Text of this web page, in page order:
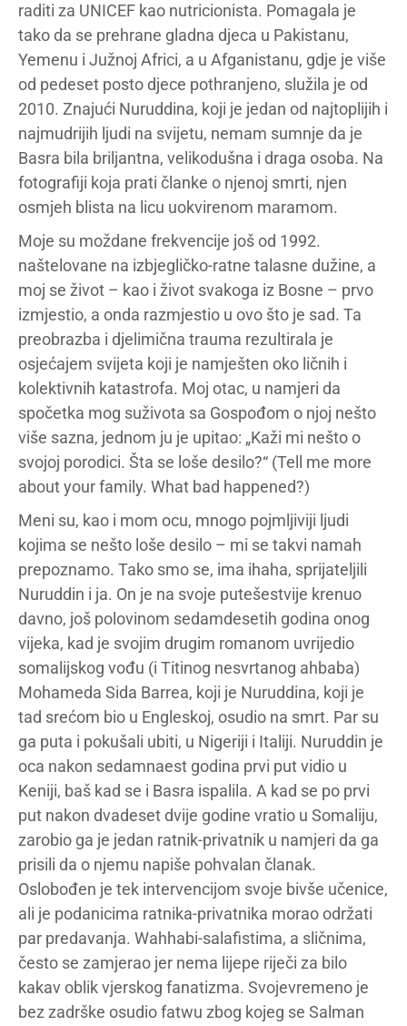
raditi za UNICEF kao nutricionista. Pomagala je
tako da se prehrane gladna djeca u Pakistanu,
Yemenu i Južnoj Africi, a u Afganistanu, gdje je više
od pedeset posto djece pothranjeno, služila je od
2010. Znajući Nuruddina, koji je jedan od najtoplijih i
najmudrijih ljudi na svijetu, nemam sumnje da je
Basra bila briljantna, velikodušna i draga osoba. Na
fotografiji koja prati članke o njenoj smrti, njen
osmjeh blista na licu uokvirenom maramom.
Moje su moždane frekvencije još od 1992.
naštelovane na izbjegličko-ratne talasne dužine, a
moj se život – kao i život svakoga iz Bosne – prvo
izmjestio, a onda razmjestio u ovo što je sad. Ta
preobrazba i djelimična trauma rezultirala je
osjećajem svijeta koji je namješten oko ličnih i
kolektivnih katastrofa. Moj otac, u namjeri da
spočetka mog suživota sa Gospođom o njoj nešto
više sazna, jednom ju je upitao: „Kaži mi nešto o
svojoj porodici. Šta se loše desilo?“ (Tell me more
about your family. What bad happened?)
Meni su, kao i mom ocu, mnogo pojmljiviji ljudi
kojima se nešto loše desilo – mi se takvi namah
prepoznamo. Tako smo se, ima ihaha, sprijateljili
Nuruddin i ja. On je na svoje putešestvije krenuo
davno, još polovinom sedamdesetih godina onog
vijeka, kad je svojim drugim romanom uvrijedio
somalijskog vođu (i Titinog nesvrtanog ahbaba)
Mohameda Sida Barrea, koji je Nuruddina, koji je
tad srećom bio u Engleskoj, osudio na smrt. Par su
ga puta i pokušali ubiti, u Nigeriji i Italiji. Nuruddin je
oca nakon sedamnaest godina prvi put vidio u
Keniji, baš kad se i Basra ispalila. A kad se po prvi
put nakon dvadeset dvije godine vratio u Somaliju,
zarobio ga je jedan ratnik-privatnik u namjeri da ga
prisili da o njemu napiše pohvalan članak.
Oslobođen je tek intervencijom svoje bivše učenice,
ali je podanicima ratnika-privatnika morao održati
par predavanja. Wahhabi-salafistima, a sličnima,
često se zamjerao jer nema lijepe riječi za bilo
kakav oblik vjerskog fanatizma. Svojevremeno je
bez zadrške osudio fatwu zbog kojeg se Salman